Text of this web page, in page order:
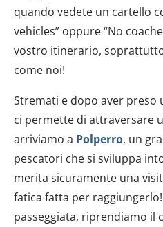
quando vedete un cartello
vehicles” oppure “No
vostro itinerario,
come noi!
Stremati e dopo aver
ci permette di attraversare
arriviamo a Polperro, un
pescatori che si sviluppa
merita sicuramente una
fatica fatta per
passeggiata, riprendiamo il